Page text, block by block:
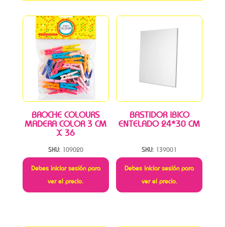
BROCHE COLOURS
MADERA COLOR 3 CM
X 36
SKU: 109020
Debes iniciar sesión para
ver el precio.
BASTIDOR IBICO
ENTELADO 24*30 CM
SKU: 139001
Debes iniciar sesión para
ver el precio.